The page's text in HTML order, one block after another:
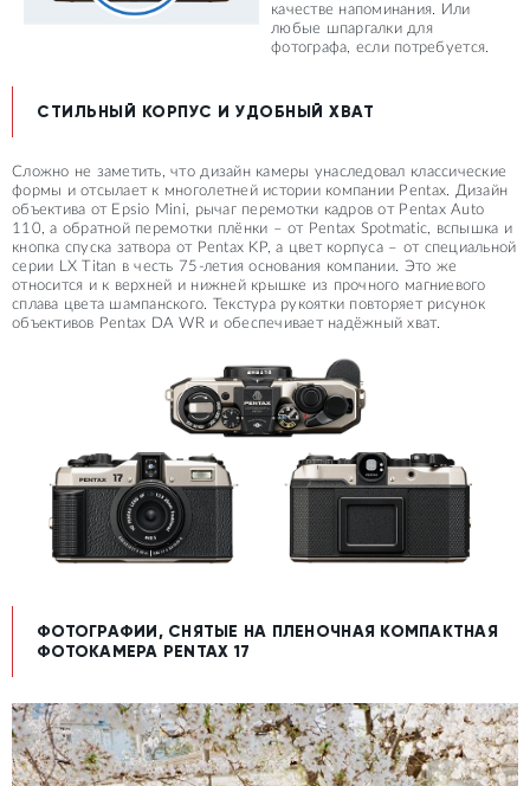
качестве напоминания. Или
любые шпаргалки для
фотографа, если потребуется.
СТИЛЬНЫЙ КОРПУС И УДОБНЫЙ ХВАТ
Сложно не заметить, что дизайн камеры унаследовал классические
формы и отсылает к многолетней истории компании Pentax. Дизайн
объектива от Epsio Mini, рычаг перемотки кадров от Pentax Auto
110, а обратной перемотки плёнки – от Pentax Spotmatic, вспышка и
кнопка спуска затвора от Pentax KP, а цвет корпуса – от специальной
серии LX Titan в честь 75-летия основания компании. Это же
относится и к верхней и нижней крышке из прочного магниевого
сплава цвета шампанского. Текстура рукоятки повторяет рисунок
объективов Pentax DA WR и обеспечивает надёжный хват.
ФОТОГРАФИИ, СНЯТЫЕ НА ПЛЕНОЧНАЯ КОМПАКТНАЯ
ФОТОКАМЕРА PENTAX 17